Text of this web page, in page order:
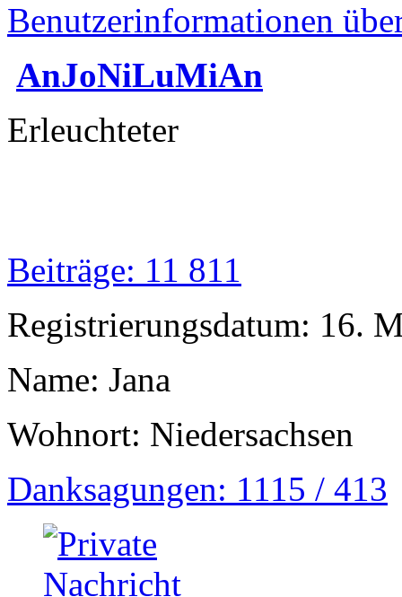
Benutzerinformationen
AnJoNiLuMiAn
Erleuchteter
Beiträge: 11 811
Registrierungsdatum: 16.
Name: Jana
Wohnort: Niedersachsen
Danksagungen: 1115 / 413